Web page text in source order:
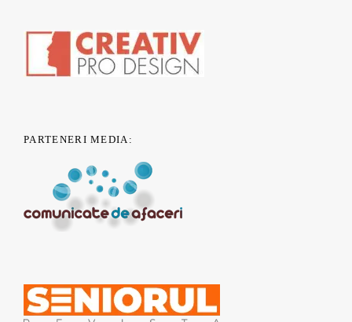
PARTENERI MEDIA: